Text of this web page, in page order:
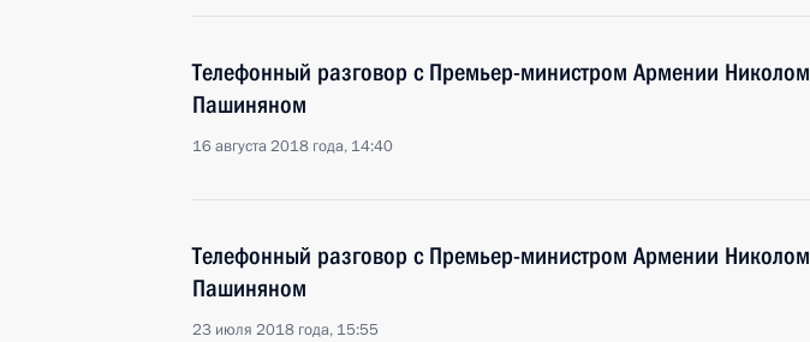
Телефонный разговор с Премьер-министром Армении Николом
Пашиняном
16 августа 2018 года, 14:40
Телефонный разговор с Премьер-министром Армении Николом
Пашиняном
23 июля 2018 года, 15:55